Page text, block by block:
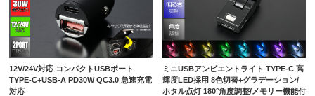
12V/24V対応 コンパクトUSBポート
TYPE-C+USB-A PD30W QC3.0 急速充電
対応
ミニUSBアンビエントライト TYPE-C 高
輝度LED採用 8色切替+グラデーション/
ホタル点灯 180°角度調整/メモリー機能付